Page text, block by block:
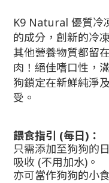
K9 Natural 優質冷
的成分，創新的冷
其他營養物質都留
肉！絕佳嗜口性，
狗鎖定在新鮮純淨
受。
餵食指引 (每日) ：
只需添加至狗狗的
吸收 (不用加水) 。
亦可當作狗狗的小食